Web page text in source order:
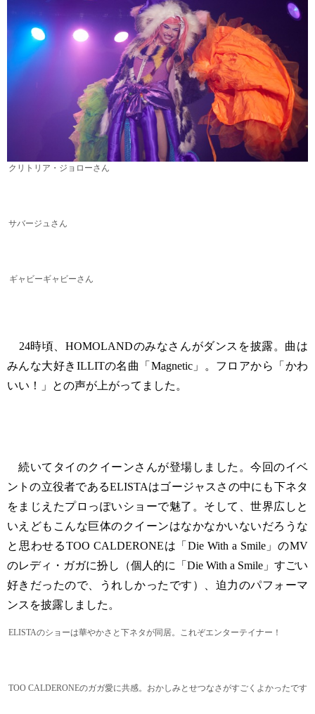
クリトリア・ジョローさん
サバージュさん
ギャビーギャビーさん
24時頃、HOMOLANDのみなさんがダンスを披露。曲は
みんな大好きILLITの名曲「Magnetic」。フロアから「かわ
いい！」との声が上がってました。
続いてタイのクイーンさんが登場しました。今回のイベ
ントの立役者であるELISTAはゴージャスさの中にも下ネタ
をまじえたプロっぽいショーで魅了。そして、世界広しと
いえどもこんな巨体のクイーンはなかなかいないだろうな
と思わせるTOO CALDERONEは「Die With a Smile」のMV
のレディ・ガガに扮し（個人的に「Die With a Smile」すごい
好きだったので、うれしかったです）、迫力のパフォーマ
ンスを披露しました。
ELISTAのショーは華やかさと下ネタが同居。これぞエンターテイナー！
TOO CALDERONEのガガ愛に共感。おかしみとせつなさがすごくよかったです